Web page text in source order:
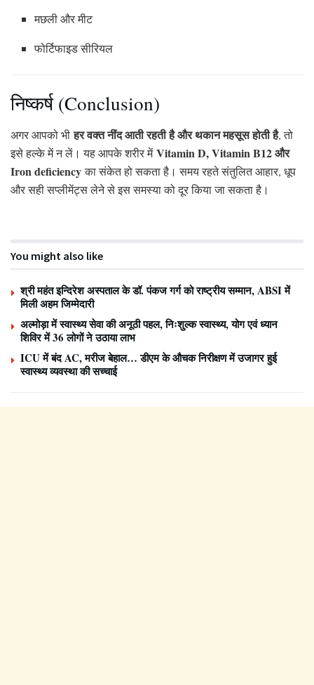
मछली और मीट
फोर्टिफाइड सीरियल
निष्कर्ष (Conclusion)
अगर आपको भीहर वक्त नींद आती रहती है और थकान महसूस होती है, तो
इसे हल्के में न लें। यह आपके शरीर मेंVitamin D, Vitamin B12 और
Iron deficiencyका संकेत हो सकता है। समय रहते संतुलित आहार, धूप
और सही सप्लीमेंट्स लेने से इस समस्या को दूर किया जा सकता है।
You might also like
श्री महंत इन्दिरेश अस्पताल के डॉ. पंकज गर्ग को राष्ट्रीय सम्मान, ABSI में
मिली अहम जिम्मेदारी
अल्मोड़ा में स्वास्थ्य सेवा की अनूठी पहल, निःशुल्क स्वास्थ्य, योग एवं ध्यान
शिविर में 36 लोगों ने उठाया लाभ
ICU में बंद AC, मरीज बेहाल… डीएम के औचक निरीक्षण में उजागर हुई
स्वास्थ्य व्यवस्था की सच्चाई